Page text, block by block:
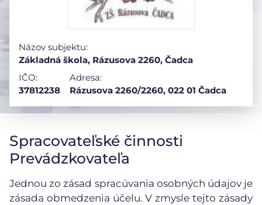
Názov subjektu:
Základná škola, Rázusova 2260, Čadca
IČO:
37812238
Adresa:
Rázusova 2260/2260, 022 01 Čadca
Spracovateľské činnosti
Prevádzkovateľa
Jednou zo zásad spracúvania osobných údajov je
zásada obmedzenia účelu. V zmysle tejto zásady